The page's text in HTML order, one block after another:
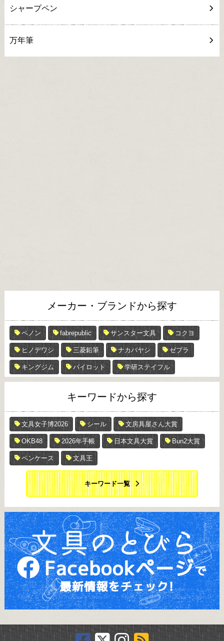
シャープペン
万年筆
メーカー・ブランドから探す
ペノン fabrepublic サンスター文具 コクヨ
ヒノデワシ 三菱鉛筆 ナカバヤシ ゼブラ
キングジム パイロット 学研ステイフル
キーワードから探す
文具女子博2026 シール 文房具屋さん大賞
OKB48 2026年手帳 日本文具大賞 Bun2大賞
ペンケース 文具王
キーワード一覧